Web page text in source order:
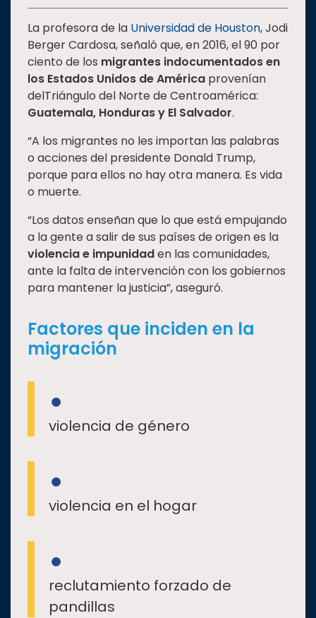
Oferta
educativa
Estudiantes
Rectoría
Internacionalización
Responsabilidad
social
Vinculación
Historia
Universiada
La profesora de la Universidad de Houston, Jodi
Berger Cardosa, señaló que, en 2016, el 90 por
ciento de los migrantes indocumentados en
los Estados Unidos de América provenían
delTriángulo del Norte de Centroamérica:
Guatemala, Honduras y El Salvador.
“A los migrantes no les importan las palabras
o acciones del presidente Donald Trump,
porque para ellos no hay otra manera. Es vida
o muerte.
“Los datos enseñan que lo que está empujando
a la gente a salir de sus países de origen es la
violencia e impunidaden las comunidades,
ante la falta de intervención con los gobiernos
para mantener la justicia”, aseguró.
Factores que inciden en la
migración
violencia de género
violencia en el hogar
reclutamiento forzado de
pandillas